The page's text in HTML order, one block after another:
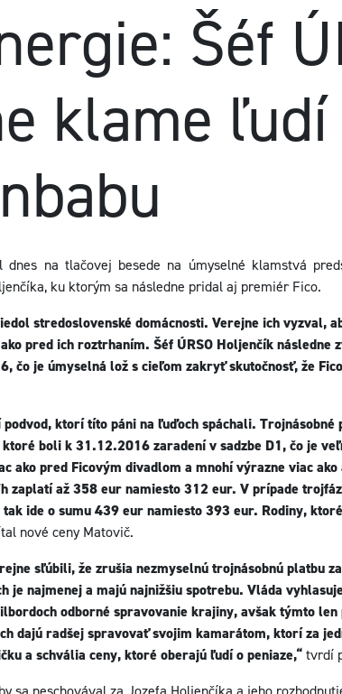
Šéf
klame ľudí
dnes na tlačovej besede na úmyselné klamstvá
ku ktorým sa následne pridal aj premiér Fico.
stredoslovenské domácnosti. Verejne ich vyzval,
pred ich roztrhaním. Šéf ÚRSO Holjenčík následne
čo je úmyselná lož s cieľom zakryť skutočnosť, že
ktorí títo páni na ľuďoch spáchali.
boli k 31.12.2016 zaradení v sadzbe D1, čo je
ako pred Ficovým divadlom a mnohí výrazne viac
zaplatí až 358 eur namiesto 312 eur. V prípade
ide o sumu 439 eur namiesto 393 eur. Rodiny,
nové ceny Matovič.
sľúbili, že zrušia nezmyselnú trojnásobnú platbu
je najmenej a majú najnižšiu spotrebu. Vláda
odborné spravovanie krajiny, avšak týmto len
dajú radšej spravovať svojim kamarátom, ktorí za
a schvália ceny, ktoré oberajú ľudí o peniaze,“tvrdí